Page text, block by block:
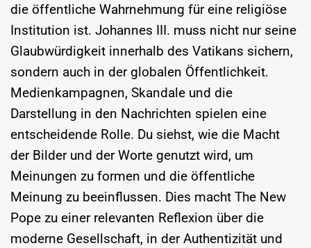
die öffentliche Wahrnehmung für eine religiöse
Institution ist. Johannes III. muss nicht nur seine
Glaubwürdigkeit innerhalb des Vatikans sichern,
sondern auch in der globalen Öffentlichkeit.
Medienkampagnen, Skandale und die
Darstellung in den Nachrichten spielen eine
entscheidende Rolle. Du siehst, wie die Macht
der Bilder und der Worte genutzt wird, um
Meinungen zu formen und die öffentliche
Meinung zu beeinflussen. Dies macht The New
Pope zu einer relevanten Reflexion über die
moderne Gesellschaft, in der Authentizität und